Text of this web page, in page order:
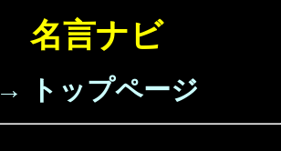
名言ナビ
→ トップページ